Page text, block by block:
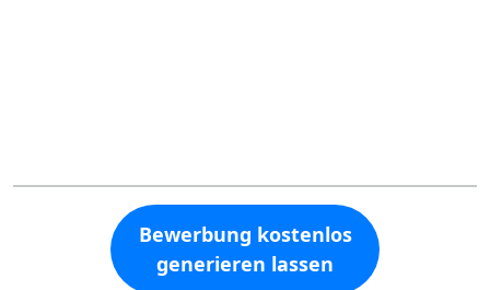
Bewerbung kostenlos
generieren lassen